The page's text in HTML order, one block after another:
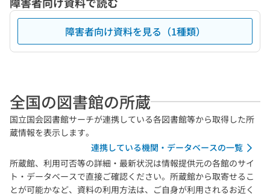
障害者向け資料を見る（1種類）
全国の図書館の所蔵
国立国会図書館サーチが連携している各図書館等から取得した所
蔵情報を表示します。
連携している機関・データベースの一覧
所蔵館、利用可否等の詳細・最新状況は情報提供元の各館のサイ
ト・データベースで直接ご確認ください。所蔵館から取寄せるこ
とが可能かなど、資料の利用方法は、ご自身が利用されるお近く